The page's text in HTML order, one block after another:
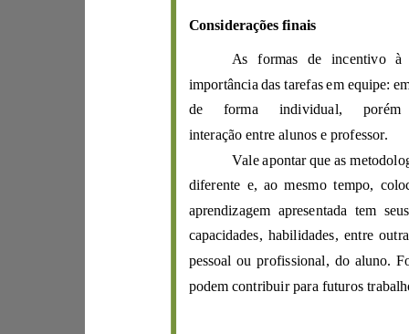
Considerações finais
As formas de incentivo à
importância das tarefas em equipe:
interação entre alunos e professor.
Vale apontar qu
d
capacidades, h
pessoal ou profissional,